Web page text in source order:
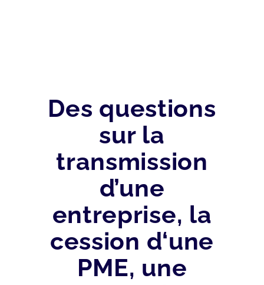
Des questions
sur la
transmission
d’une
entreprise, la
cession d‘une
PME, une